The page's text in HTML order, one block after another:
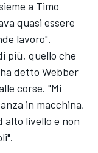
a Timo
quasi essere
lavoro".
più, quello che
detto Webber
corse. "Mi
in macchina,
alto livello e non